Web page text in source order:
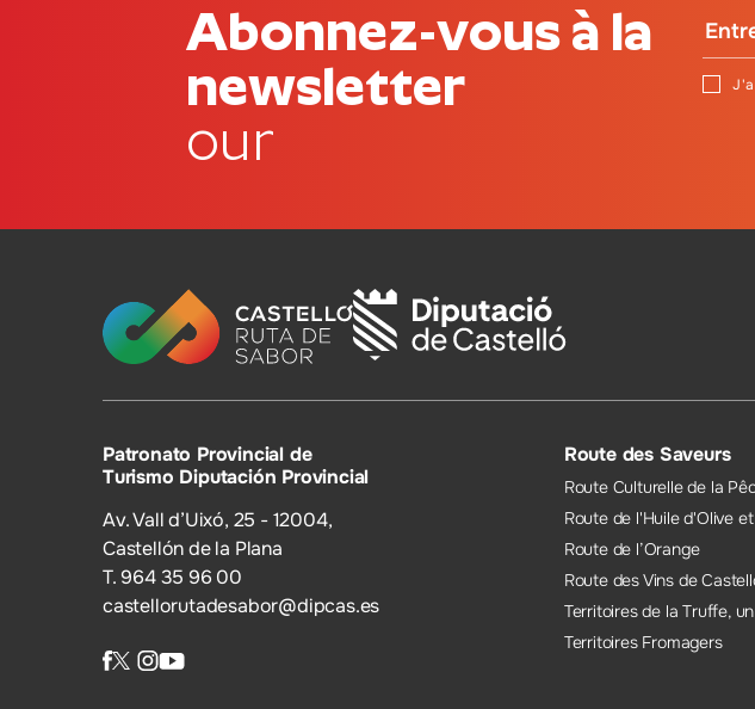
Abonnez-vous à la
newsletter
our
Patronato Provincial de
Turismo Diputación Provincial
Av. Vall d’Uixó, 25 - 12004,
Castellón de la Plana
T. 964 35 96 00
castellorutadesabor@dipcas.es
Route des Saveurs
Route Culturelle de la
Route de l'Huile d'Olive
Route de l’Orange
Route des Vins de
Territoires de la Truffe,
Territoires Fromagers